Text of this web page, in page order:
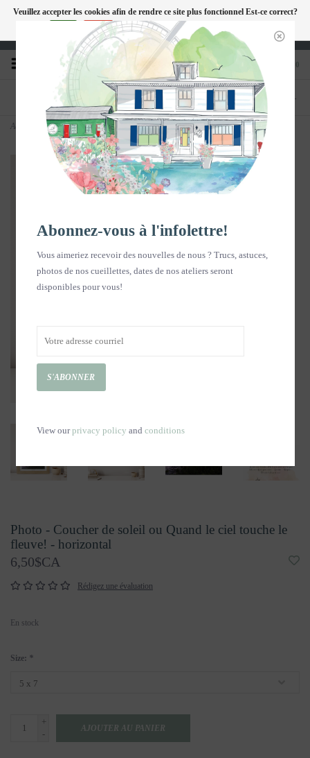
FC
Heures d'ouverture : Disponible sur Google
0
TÉLÉPHONE
418-240-6181
BOUTIQUE
1603, chemin des Coudriers, L'Isle-aux-
Coudres
Accueil Photo - Coucher de soleil ou Quand le ciel touche le fleuve! - horizontal
Photo - Coucher de soleil ou Quand le ciel touche le
fleuve! - horizontal
6,50$CA
Rédigez une évaluation
En stock
Size: *
+
-
AJOUTER AU PANIER
Veuillez accepter les cookies afin de rendre ce site plus fonctionnel Est-ce correct?
Non En savoir plus sur les témoins (cookies) »
Abonnez-vous à l'infolettre!
Vous aimeriez recevoir des nouvelles de nous ? Trucs, astuces,
photos de nos cueillettes, dates de nos ateliers seront
disponibles pour vous!
S'ABONNER
View ourprivacy policy and conditions